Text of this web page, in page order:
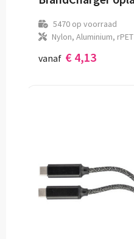
5470op voorraad
Nylon, Aluminium, rPET
vanaf € 4,13